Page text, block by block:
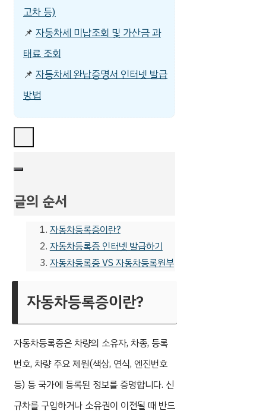
고차 등)
📌 자동차세 미납조회 및 가산금 과
태료 조회
📌 자동차세 완납증명서 인터넷 발급
방법
글의 순서
자동차등록증이란?
자동차등록증 인터넷 발급하기
자동차등록증 VS 자동차등록원부
자동차등록증이란?
자동차등록증은 차량의 소유자, 차종, 등록
번호, 차량 주요 제원(색상, 연식, 엔진번호
등) 등 국가에 등록된 정보를 증명합니다. 신
규차를 구입하거나 소유권이 이전될 때 반드